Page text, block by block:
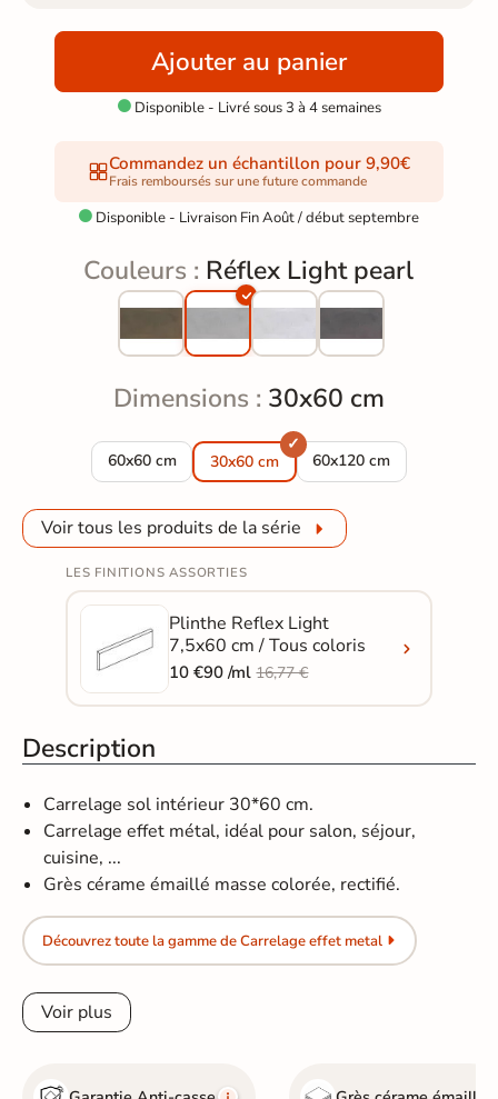
Ajouter au panier
Disponible - Livré sous 3 à 4 semaines
Commandez un échantillon pour 9,90€
Frais remboursés sur une future commande
 Disponible - Livraison Fin Août / début septembre
Couleurs : Réflex Light pearl
Dimensions : 30x60 cm
60x60 cm
Carrelage sol effet métal Réflex Light pearl 60x60 cm
30x60 cm 60x120 cm
Carrelage sol effet métal
Voir tous les produits de la série
LES FINITIONS ASSORTIES
Plinthe Reflex Light
7,5x60 cm / Tous coloris
10 €90 /ml16,77 €
Description
Carrelage sol intérieur 30*60 cm.
Carrelage effet métal, idéal pour salon, séjour,
cuisine, ...
Grès cérame émaillé masse colorée, rectifié.
Découvrez toute la gamme de Carrelage effet metal
Voir plus